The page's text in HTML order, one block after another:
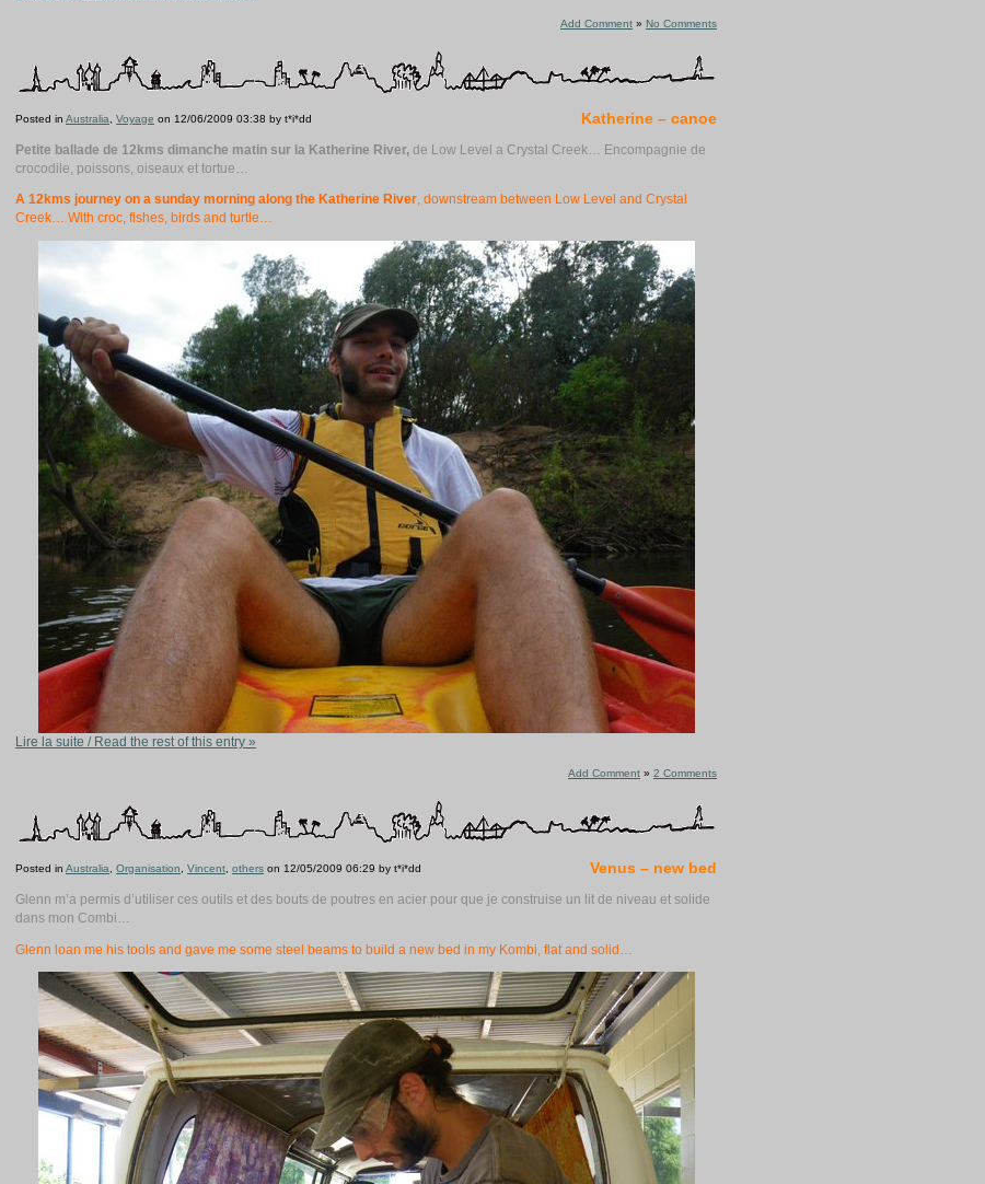
Add Comment » No Comments
Katherine – canoe
Posted in Australia, Voyage on 12/06/2009 03:38 by t*i*dd
Petite ballade de 12kms dimanche matin sur la Katherine River, de Low Level a Crystal Creek… Encompagnie de
crocodile, poissons, oiseaux et tortue…
A 12kms journey on a sunday morning along the Katherine River, downstream between Low Level and Crystal
Creek… With croc, fishes, birds and turtle…
Lire la suite / Read the rest of this entry »
Add Comment » 2 Comments
Venus – new bed
Posted in Australia, Organisation, Vincent, others on 12/05/2009 06:29 by t*i*dd
Glenn m’a permis d’utiliser ces outils et des bouts de poutres en acier pour que je construise un lit de niveau et solide
dans mon Combi…
Glenn loan me his tools and gave me some steel beams to build a new bed in my Kombi, flat and solid…